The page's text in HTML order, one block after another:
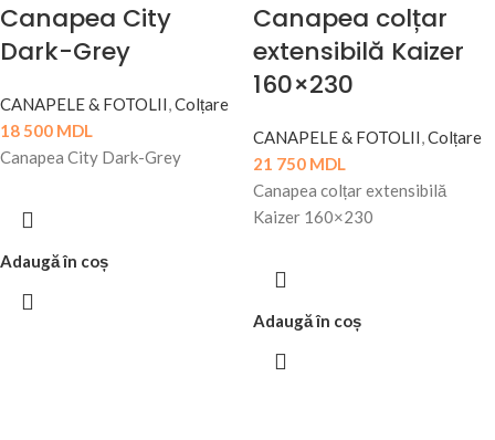
Canapea City
Dark-Grey
CANAPELE & FOTOLII,Colțare
18 500 MDL
Canapea City Dark-Grey
Adaugă în coș
Canapea colțar
extensibilă Kaizer
160×230
CANAPELE & FOTOLII,Colțare
21 750 MDL
Canapea colțar extensibilă
Kaizer 160×230
Adaugă în coș